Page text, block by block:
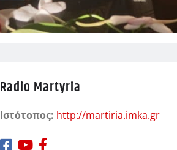
Radio Martyria
Ιστότοπος: http://martiria.imka.gr